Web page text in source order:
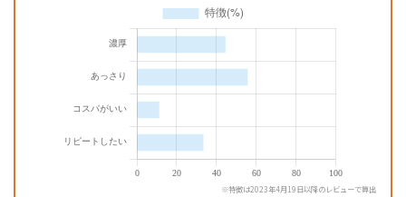
※特徴は2023年4月19日以降のレビューで算出